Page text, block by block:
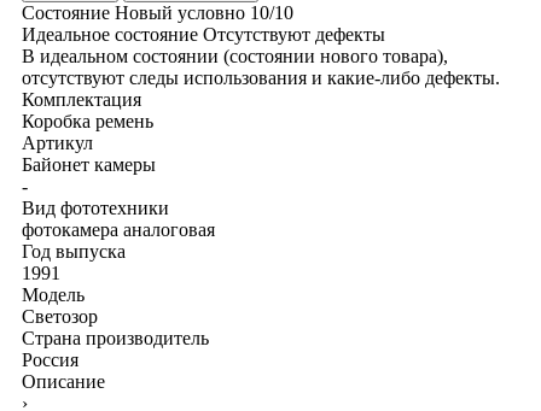
Состояние Новый условно 10/10
Идеальное состояние Отсутствуют дефекты
В идеальном состоянии (состоянии нового товара),
отсутствуют следы использования и какие-либо дефекты.
Комплектация
Коробка ремень
Артикул
Байонет камеры
-
Вид фототехники
фотокамера аналоговая
Год выпуска
1991
Модель
Светозор
Страна производитель
Россия
Описание
›